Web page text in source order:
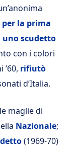
la prima
scudetto
con i colori
rifiutò
d’Italia.
maglie di
Nazionale;
(1969-70)